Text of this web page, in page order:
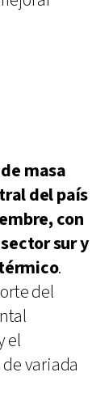
masa
del país
con
sur y
.
del
el
variada